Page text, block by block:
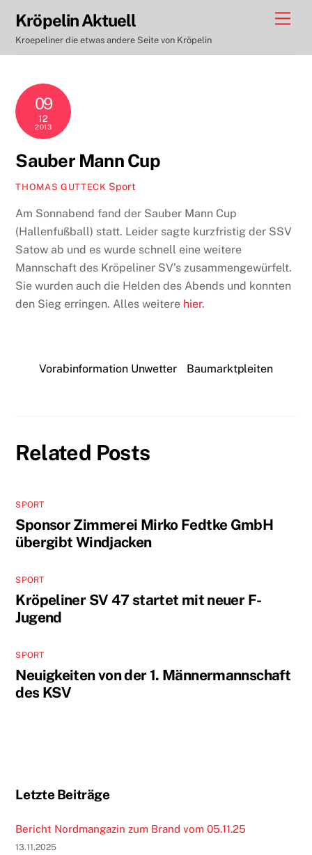
content
Kröpelin Aktuell
Kroepeliner die etwas andere Seite von Kröpelin
09
12
2013
Sauber Mann Cup
THOMAS GUTTECK Sport
Am Sonnabend fand der Sauber Mann Cup
(Hallenfußball) statt. Leider sagte kurzfristig der SSV
Satow ab und es wurde schnell eine weitere
Mannschaft des Kröpeliner SV’s zusammengewürfelt.
Sie wurden auch die Helden des Abends und konnten
den Sieg erringen. Alles weitere hier.
Vorabinformation Unwetter Baumarktpleiten
Related Posts
SPORT
Sponsor Zimmerei Mirko Fedtke GmbH
übergibt Windjacken
SPORT
Kröpeliner SV 47 startet mit neuer F-
Jugend
SPORT
Neuigkeiten von der 1. Männermannschaft
des KSV
Letzte Beiträge
Bericht Nordmangazin zum Brand vom 05.11.25
13.11.2025